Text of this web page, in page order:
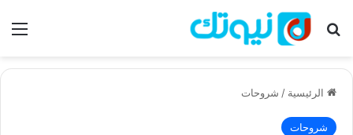
بحث عن
الرئيسية / شروحات
شروحات